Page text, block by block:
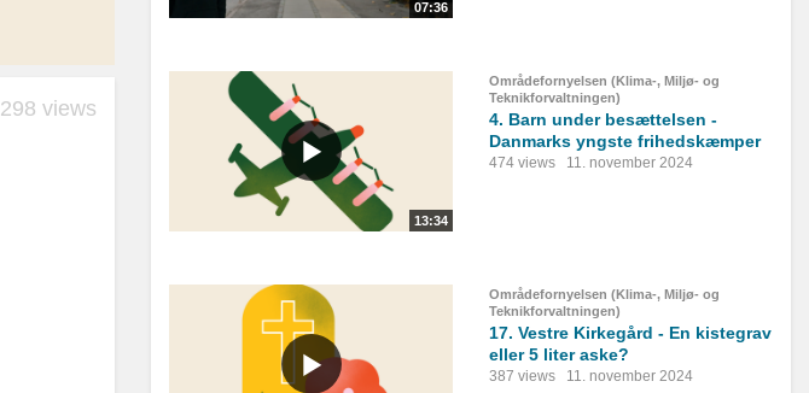
298 views
07:36
13:34
Områdefornyelsen (Klima-, Miljø- og
Teknikforvaltningen)
4. Barn under besættelsen -
Danmarks yngste frihedskæmper
474 views 11. november 2024
Områdefornyelsen (Klima-, Miljø- og
Teknikforvaltningen)
17. Vestre Kirkegård - En kistegrav
eller 5 liter aske?
387 views 11. november 2024